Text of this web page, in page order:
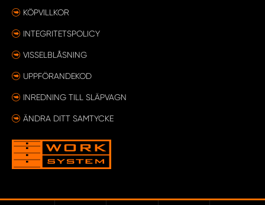
KÖPVILLKOR
INTEGRITETSPOLICY
VISSELBLÅSNING
UPPFÖRANDEKOD
INREDNING TILL SLÄPVAGN
ÄNDRA DITT SAMTYCKE